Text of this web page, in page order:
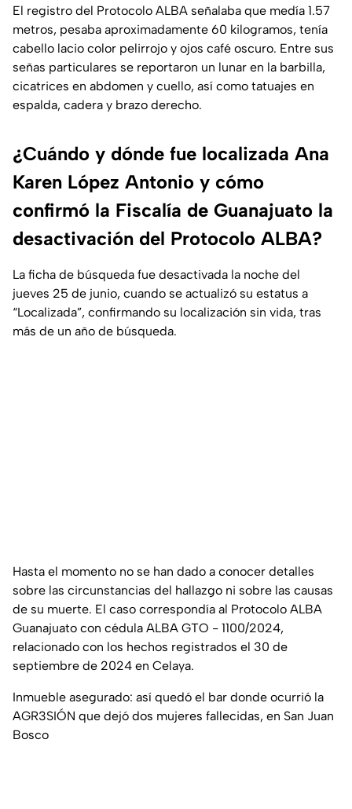
El registro del Protocolo ALBA señalaba que medía 1.57
metros, pesaba aproximadamente 60 kilogramos, tenía
cabello lacio color pelirrojo y ojos café oscuro. Entre sus
señas particulares se reportaron un lunar en la barbilla,
cicatrices en abdomen y cuello, así como tatuajes en
espalda, cadera y brazo derecho.
¿Cuándo y dónde fue localizada Ana
Karen López Antonio y cómo
confirmó la Fiscalía de Guanajuato la
desactivación del Protocolo ALBA?
La ficha de búsqueda fue desactivada la noche del
jueves 25 de junio, cuando se actualizó su estatus a
“Localizada”, confirmando su localización sin vida, tras
más de un año de búsqueda.
Hasta el momento no se han dado a conocer detalles
sobre las circunstancias del hallazgo ni sobre las causas
de su muerte. El caso correspondía al Protocolo ALBA
Guanajuato con cédula ALBA GTO - 1100/2024,
relacionado con los hechos registrados el 30 de
septiembre de 2024 en Celaya.
Inmueble asegurado: así quedó el bar donde ocurrió la
AGR3SIÓN que dejó dos mujeres fallecidas, en San Juan
Bosco